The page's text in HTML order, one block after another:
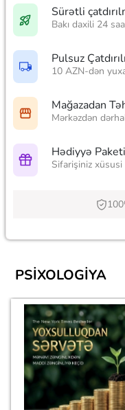
Sürətli
Bakı daxili 24
Pulsuz
10 AZN-dən
Mağazadan
Mərkəzdən
Hədiyyə Paketi
Sifarişiniz xüsusi
PSIXOLOGIYA